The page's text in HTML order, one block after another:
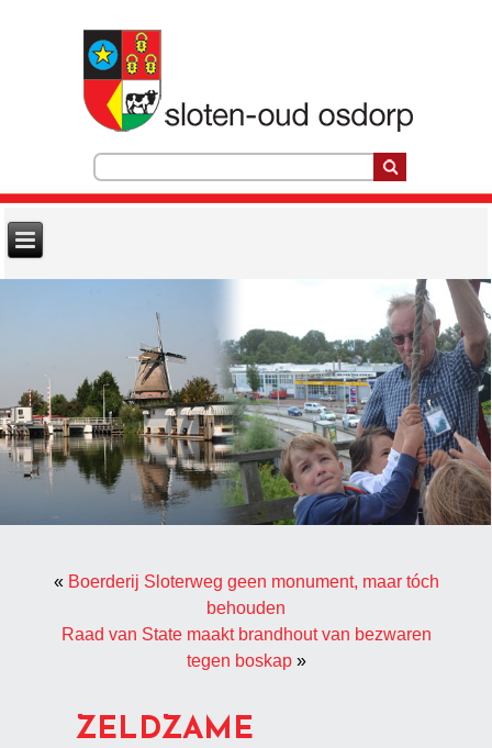
« Boerderij Sloterweg geen monument, maar tóch
behouden
Raad van State maakt brandhout van bezwaren
tegen boskap»
ZELDZAME